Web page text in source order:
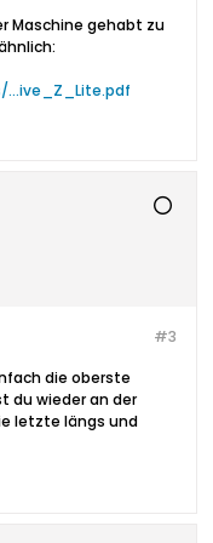
Maschine gehabt zu
#3
die oberste
du wieder an der
letzte längs und